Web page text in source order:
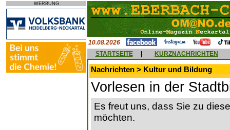
WERBUNG
10.08.2026
STARTSEITE
KURZNACHRICHTEN
Nachrichten > Kultur und Bildung
Vorlesen in der
Es freut uns, dass Sie zu
möchten.